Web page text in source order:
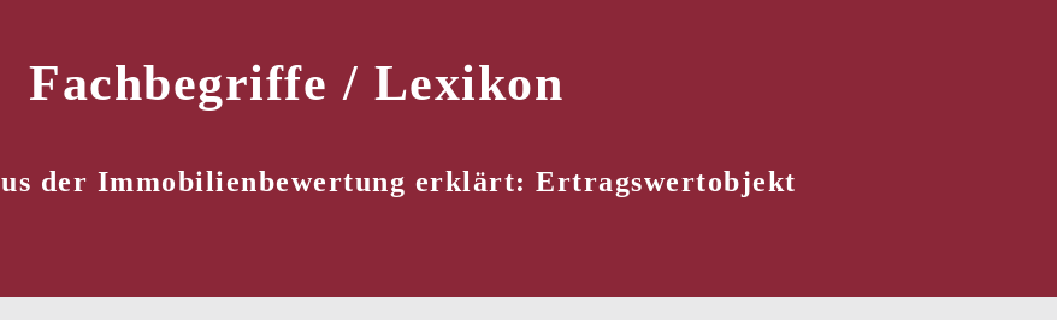
Fachbegriffe / Lexikon
der Immobilienbewertung erklärt: Ertragswertobjekt